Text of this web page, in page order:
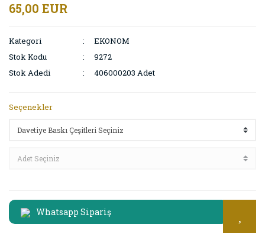
65,00 EUR
Kategori
EKONOM
Stok Kodu
9272
Stok Adedi
406000203 Adet
Seçenekler
Whatsapp Sipariş